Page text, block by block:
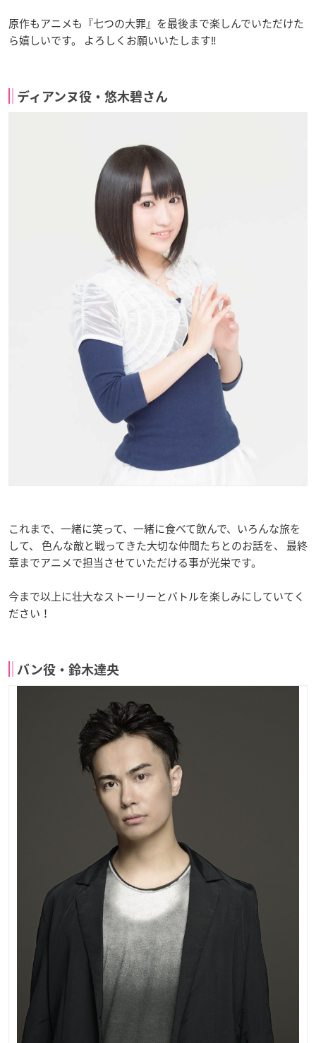
原作もアニメも『七つの大罪』を最後まで楽しんでいただけた
ら嬉しいです。 よろしくお願いいたします‼︎
ディアンヌ役・悠木碧さん
これまで、一緒に笑って、一緒に食べて飲んで、いろんな旅を
して、 色んな敵と戦ってきた大切な仲間たちとのお話を、 最終
章までアニメで担当させていただける事が光栄です。
今まで以上に壮大なストーリーとバトルを楽しみにしていてく
ださい！
バン役・鈴木達央